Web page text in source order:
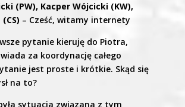
(PW), Kacper Wójcicki (KW),
– Cześć, witamy internety
pytanie kieruję do Piotra,
za koordynację całego
jest proste i krótkie. Skąd się
na to?
sytuacja związana z tym